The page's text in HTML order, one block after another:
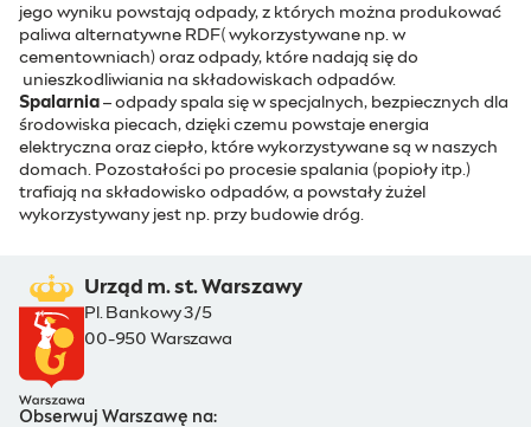
jego wyniku powstają odpady, z których można produkować
paliwa alternatywne RDF( wykorzystywane np. w
cementowniach) oraz odpady, które nadają się do
unieszkodliwiania na składowiskach odpadów.
Spalarnia – odpady spala się w specjalnych, bezpiecznych dla
środowiska piecach, dzięki czemu powstaje energia
elektryczna oraz ciepło, które wykorzystywane są w naszych
domach. Pozostałości po procesie spalania (popioły itp.)
trafiają na składowisko odpadów, a powstały żużel
wykorzystywany jest np. przy budowie dróg.
Urząd m. st. Warszawy
Pl. Bankowy 3/5
00-950 Warszawa
Obserwuj Warszawę na: